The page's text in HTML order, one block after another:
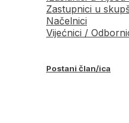
Zastupnici u
Načelnici
Vijećnici /
Postani član/ica